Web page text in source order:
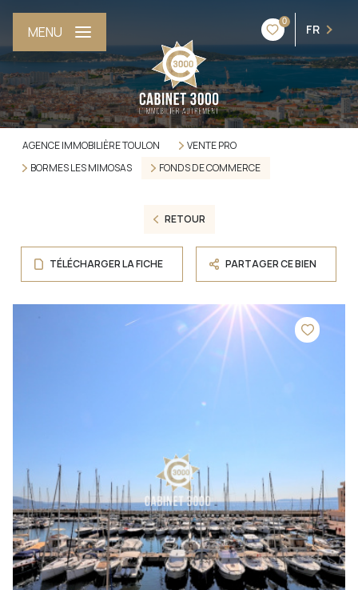
0
FR
MENU
AGENCE IMMOBILIÈRE TOULON
VENTE PRO
BORMES LES MIMOSAS
FONDS DE COMMERCE
RETOUR
TÉLÉCHARGER LA FICHE PARTAGER CE BIEN